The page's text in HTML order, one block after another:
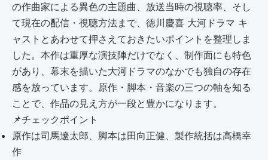
の作曲家による異色の主題曲、放送当時の視聴率、そし
て現在の配信・視聴方法まで、徳川慶喜 大河ドラマ キ
ャストとあわせて押さえておきたいポイントを整理しま
した。本作は重厚な演技陣だけでなく、制作面にも特色
があり、幕末を描いた大河ドラマのなかでも独自の存在
感を放っています。原作・脚本・音楽の三つの軸を知る
ことで、作品の見え方が一段と豊かになります。
📌チェックポイント
原作は司馬遼太郎、脚本は田向正健、製作統括は高橋幸
作